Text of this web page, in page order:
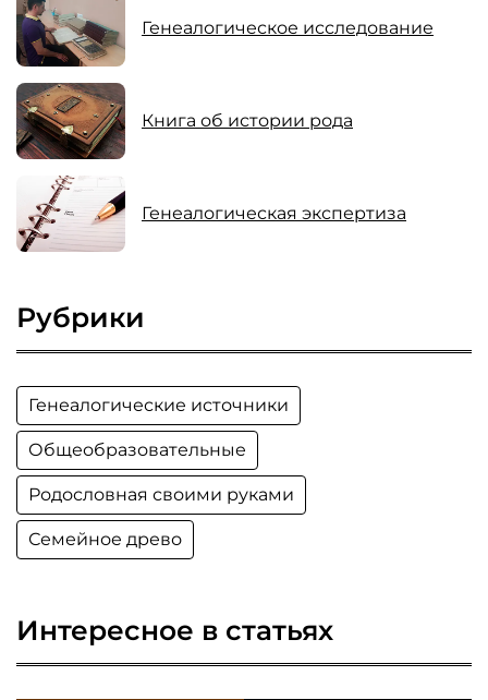
Генеалогическое исследование
Книга об истории рода
Генеалогическая экспертиза
Рубрики
Генеалогические источники
Общеобразовательные
Родословная своими руками
Семейное древо
Интересное в статьях